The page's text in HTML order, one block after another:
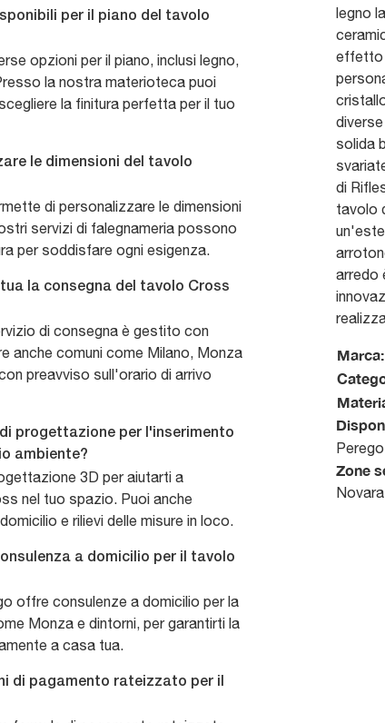
per il piano del tavolo
opzioni per il piano, inclusi legno,
la nostra materioteca puoi
la finitura perfetta per il tuo
le dimensioni del tavolo
di personalizzare le dimensioni
servizi di falegnameria possono
per soddisfare ogni esigenza.
la consegna del tavolo Cross
di consegna è gestito con
anche comuni come Milano, Monza
preavviso sull'orario di arrivo
progettazione per l'inserimento
ambiente?
3D per aiutarti a
nel tuo spazio. Puoi anche
e rilievi delle misure in loco.
a domicilio per il tavolo
offre consulenze a domicilio per la
Monza e dintorni, per garantirti la
a casa tua.
di pagamento rateizzato per il
legno
effetto
solida
di
tavolo
arredo
Marca:
Perego
Zone